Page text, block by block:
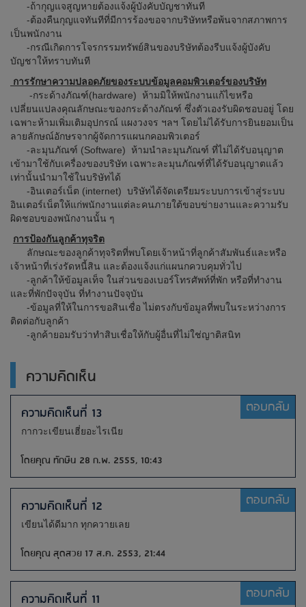
-ถ้ากุญแจสูญหายต้องแจ้งผู้บังคับบัญชาทันที
-ต้องคืนกุญแจทันทีที่มีการร้องขอจากบริษัทหรือพ้นจากสภาพการ
เป็นพนักงาน
-กรณีเกิดการโจรกรรมทรัพย์สินของบริษัทต้องรีบแจ้งผู้บังคับ
บัญชาให้ทราบทันที
การรักษาความปลอดภัยของระบบข้อมูลคอมพิวเตอร์ของบริษัท
-กระด้างภัณฑ์(hardware) ห้ามมิให้พนักงานแก้ไขหรือ
เปลี่ยนแปลงคุณลักษณะของกระด้างภัณฑ์ ซึ่งตัวเองรับผิดชอบอยู่ โดย
เฉพาะห้ามเพิ่มเติมอุปกรณ์ แผงวงจร ฯลฯ โดยไม่ได้รับการยินยอมเป็น
ลายลักษณ์อักษรจากผู้จัดการแผนกคอมพิวเตอร์
-ละมุนภัณฑ์ (Software) ห้ามนำละมุนภัณฑ์ ที่ไม่ได้รับอนุญาต
เข้ามาใช้กับเครื่องของบริษัท เฉพาะละมุนภัณฑ์ที่ได้รับอนุญาตแล้ว
เท่านั้นนำมาใช้ในบริษัทได้
-อินเตอร์เน็ต (internet) บริษัทได้จัดเตรียมระบบการเข้าสู่ระบบ
อินเตอร์เน็ตให้แก่พนักงานแต่ละคนภายใต้ขอบข่ายงานและความรับ
ผิดชอบของพนักงานนั้น ๆ
การป้องกันลูกค้าทุจริต
ลักษณะของลูกค้าทุจริตที่พบโดยเจ้าหน้าที่ลูกค้าสัมพันธ์และหรือ
เจ้าหน้าที่เร่งรัดหนี้สิน และต้องแจ้งแก่แผนกควบคุมทั่วไป
-ลูกค้าให้ข้อมูลเท็จ ในส่วนของเบอร์โทรศัพท์ที่พัก หรือที่ทำงาน
และที่พักปัจจุบัน ที่ทำงานปัจจุบัน
-ข้อมูลที่ให้ในการขอสินเชื่อ ไม่ตรงกับข้อมูลที่พบในระหว่างการ
ติดต่อกับลูกค้า
-ลูกค้ายอมรับว่าทำสิบเชื่อให้กับผู้อื่นที่ไม่ใช่ญาติสนิท
ความคิดเห็น
ความคิดเห็นที่ 13 ตอบกลับ
กากวะเขียนเฮี่ยอะไรเนีย
โดยคุณ ทักษิน 28 ก.พ. 2555, 10:43
ความคิดเห็นที่ 12 ตอบกลับ
เขียนได้ดีมาก ทุกควายเลย
โดยคุณ สุดสวย 17 ส.ค. 2553, 21:44
ความคิดเห็นที่ 11 ตอบกลับ